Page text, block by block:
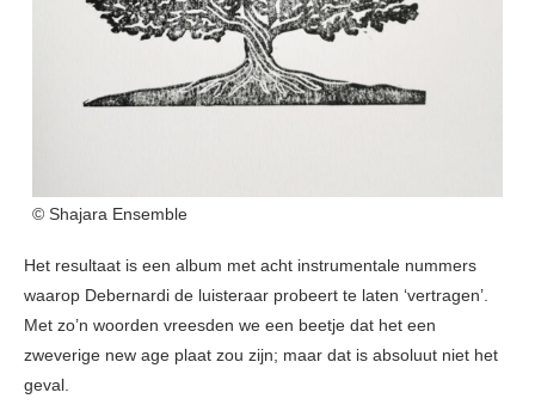
© Shajara Ensemble
Het resultaat is een album met acht instrumentale nummers
waarop Debernardi de luisteraar probeert te laten ‘vertragen’.
Met zo’n woorden vreesden we een beetje dat het een
zweverige new age plaat zou zijn; maar dat is absoluut niet het
geval.